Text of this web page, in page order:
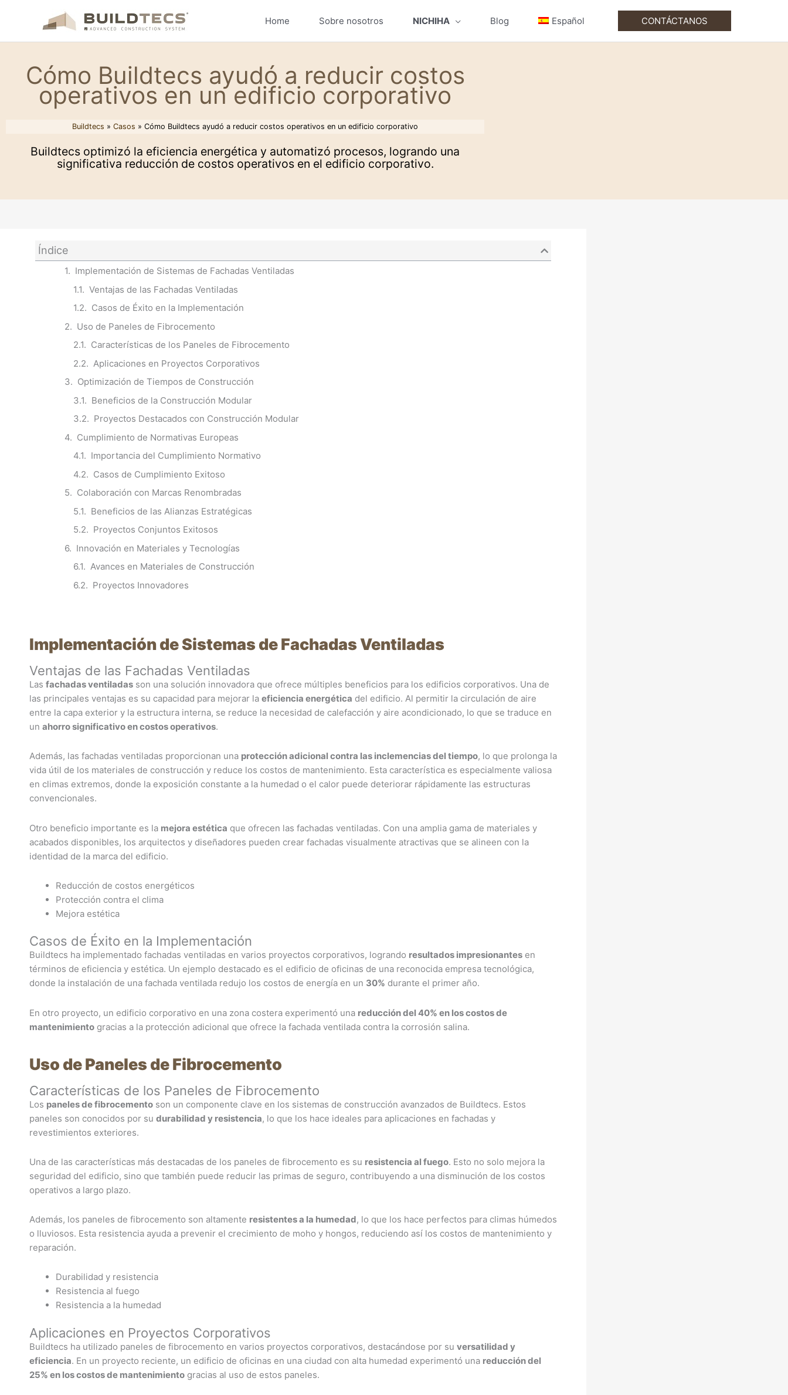
Home Sobre nosotros NICHIHA Blog Español CONTÁCTANOS
Cómo Buildtecs ayudó a reducir costos
operativos en un edificio corporativo
Buildtecs » Casos » Cómo Buildtecs ayudó a reducir costos operativos en un edificio corporativo
Buildtecs optimizó la eficiencia energética y automatizó procesos, logrando una
significativa reducción de costos operativos en el edificio corporativo.
Índice
Implementación de Sistemas de Fachadas Ventiladas
Ventajas de las Fachadas Ventiladas
Casos de Éxito en la Implementación
Uso de Paneles de Fibrocemento
Características de los Paneles de Fibrocemento
Aplicaciones en Proyectos Corporativos
Optimización de Tiempos de Construcción
Beneficios de la Construcción Modular
Proyectos Destacados con Construcción Modular
Cumplimiento de Normativas Europeas
Importancia del Cumplimiento Normativo
Casos de Cumplimiento Exitoso
Colaboración con Marcas Renombradas
Beneficios de las Alianzas Estratégicas
Proyectos Conjuntos Exitosos
Innovación en Materiales y Tecnologías
Avances en Materiales de Construcción
Proyectos Innovadores
Implementación de Sistemas de Fachadas Ventiladas
Ventajas de las Fachadas Ventiladas
Las fachadas ventiladas son una solución innovadora que ofrece múltiples beneficios para los edificios corporativos. Una de
las principales ventajas es su capacidad para mejorar la eficiencia energética del edificio. Al permitir la circulación de aire
entre la capa exterior y la estructura interna, se reduce la necesidad de calefacción y aire acondicionado, lo que se traduce en
un ahorro significativo en costos operativos.
Además, las fachadas ventiladas proporcionan una protección adicional contra las inclemencias del tiempo, lo que prolonga la
vida útil de los materiales de construcción y reduce los costos de mantenimiento. Esta característica es especialmente valiosa
en climas extremos, donde la exposición constante a la humedad o el calor puede deteriorar rápidamente las estructuras
convencionales.
Otro beneficio importante es la mejora estética que ofrecen las fachadas ventiladas. Con una amplia gama de materiales y
acabados disponibles, los arquitectos y diseñadores pueden crear fachadas visualmente atractivas que se alineen con la
identidad de la marca del edificio.
Reducción de costos energéticos
Protección contra el clima
Mejora estética
Casos de Éxito en la Implementación
Buildtecs ha implementado fachadas ventiladas en varios proyectos corporativos, logrando resultados impresionantes en
términos de eficiencia y estética. Un ejemplo destacado es el edificio de oficinas de una reconocida empresa tecnológica,
donde la instalación de una fachada ventilada redujo los costos de energía en un 30% durante el primer año.
En otro proyecto, un edificio corporativo en una zona costera experimentó una reducción del 40% en los costos de
mantenimiento gracias a la protección adicional que ofrece la fachada ventilada contra la corrosión salina.
Uso de Paneles de Fibrocemento
Características de los Paneles de Fibrocemento
Los paneles de fibrocemento son un componente clave en los sistemas de construcción avanzados de Buildtecs. Estos
paneles son conocidos por su durabilidad y resistencia, lo que los hace ideales para aplicaciones en fachadas y
revestimientos exteriores.
Una de las características más destacadas de los paneles de fibrocemento es su resistencia al fuego. Esto no solo mejora la
seguridad del edificio, sino que también puede reducir las primas de seguro, contribuyendo a una disminución de los costos
operativos a largo plazo.
Además, los paneles de fibrocemento son altamente resistentes a la humedad, lo que los hace perfectos para climas húmedos
o lluviosos. Esta resistencia ayuda a prevenir el crecimiento de moho y hongos, reduciendo así los costos de mantenimiento y
reparación.
Durabilidad y resistencia
Resistencia al fuego
Resistencia a la humedad
Aplicaciones en Proyectos Corporativos
Buildtecs ha utilizado paneles de fibrocemento en varios proyectos corporativos, destacándose por su versatilidad y
eficiencia. En un proyecto reciente, un edificio de oficinas en una ciudad con alta humedad experimentó una reducción del
25% en los costos de mantenimiento gracias al uso de estos paneles.